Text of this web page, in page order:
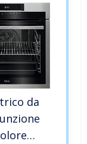
da